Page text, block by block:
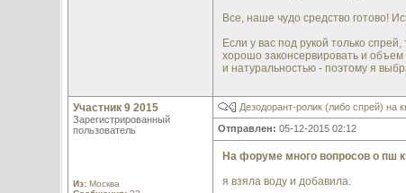
Все, наше чудо средство готово!
Если у вас под рукой только
хорошо законсервировать и
и натуральностью - поэтому я
Участник 9 2015
Зарегистрированный
пользователь
Из:Москва
Дезодорант-ролик (либо спрей) на
Отправлен: 05-12-2015 02:12
На форуме много вопросов о пш
я взяла воду и добавила: